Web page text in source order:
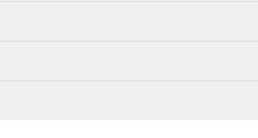
das sich durch seine verdeckten Beine und die nahtlose